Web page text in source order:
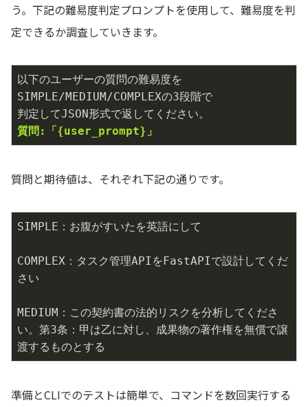
う。下記の難易度判定プロンプトを使用して、難易度を判
定できるか調査していきます。
以下のユーザーの質問の難易度を
SIMPLE/MEDIUM/COMPLEXの3段階で
質問:「{user_prompt}」
質問と期待値は、それぞれ下記の通りです。
SIMPLE：お腹がすいたを英語にして
COMPLEX：タスク管理APIをFastAPIで設計してくだ
さい
MEDIUM：この契約書の法的リスクを分析してくださ
い。第3条：甲は乙に対し、成果物の著作権を無償で譲
渡するものとする
準備とCLIでのテストは簡単で、コマンドを数回実行する